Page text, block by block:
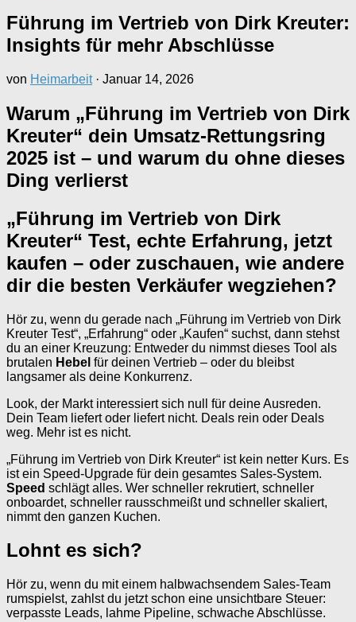
Führung im Vertrieb von Dirk Kreuter:
Insights für mehr Abschlüsse
von Heimarbeit · Januar 14, 2026
Warum „Führung im Vertrieb von Dirk
Kreuter“ dein Umsatz‑Rettungsring
2025 ist – und warum du ohne dieses
Ding verlierst
„Führung im Vertrieb von Dirk
Kreuter“ Test, echte Erfahrung, jetzt
kaufen – oder zuschauen, wie andere
dir die besten Verkäufer wegziehen?
Hör zu, wenn du gerade nach „Führung im Vertrieb von Dirk
Kreuter Test“, „Erfahrung“ oder „Kaufen“ suchst, dann stehst
du an einer Kreuzung: Entweder du nimmst dieses Tool als
brutalen Hebel für deinen Vertrieb – oder du bleibst
langsamer als deine Konkurrenz.
Look, der Markt interessiert sich null für deine Ausreden.
Dein Team liefert oder liefert nicht. Deals rein oder Deals
weg. Mehr ist es nicht.
„Führung im Vertrieb von Dirk Kreuter“ ist kein netter Kurs. Es
ist ein Speed-Upgrade für dein gesamtes Sales-System.
Speed schlägt alles. Wer schneller rekrutiert, schneller
onboardet, schneller rausschmeißt und schneller skaliert,
nimmt den ganzen Kuchen.
Lohnt es sich?
Hör zu, wenn du mit einem halbwachsendem Sales-Team
rumspielst, zahlst du jetzt schon eine unsichtbare Steuer:
verpasste Leads, lahme Pipeline, schwache Abschlüsse.